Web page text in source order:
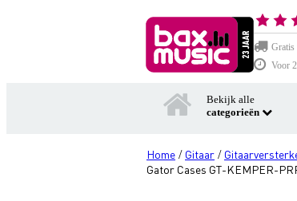
Gratis
Voor
Bekijk alle
categorieën
Home / Gitaar /
Gator Cases GT-KEMPER-